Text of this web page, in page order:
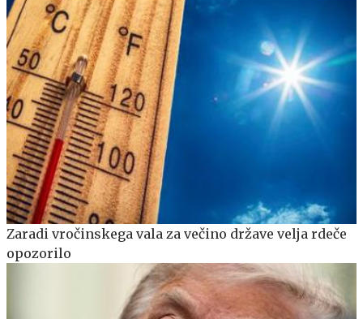
Zaradi vročinskega vala za večino države velja rdeče
opozorilo